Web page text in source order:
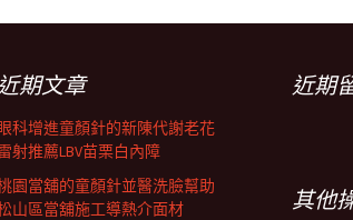
期文章
科增進童顏針的新陳代謝老花
射推薦LBV苗栗白內障
園當舖的童顏針並醫洗臉幫助
山區當舖施工導熱介面材
近期
其他